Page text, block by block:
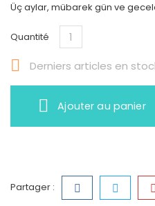
Üç aylar, mübarek gün ve
Quantité
 Derniers articles en
Ajouter au panier
Partager :